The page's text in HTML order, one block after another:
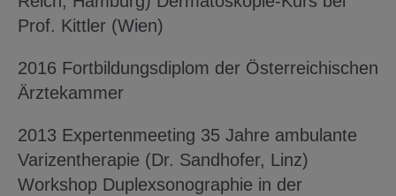
Prof. Kittler (Wien)
2016 Fortbildungsdiplom der Österreichischen
Ärztekammer
2013 Expertenmeeting 35 Jahre ambulante
Varizentherapie (Dr. Sandhofer, Linz)
Workshop Duplexsonographie in der